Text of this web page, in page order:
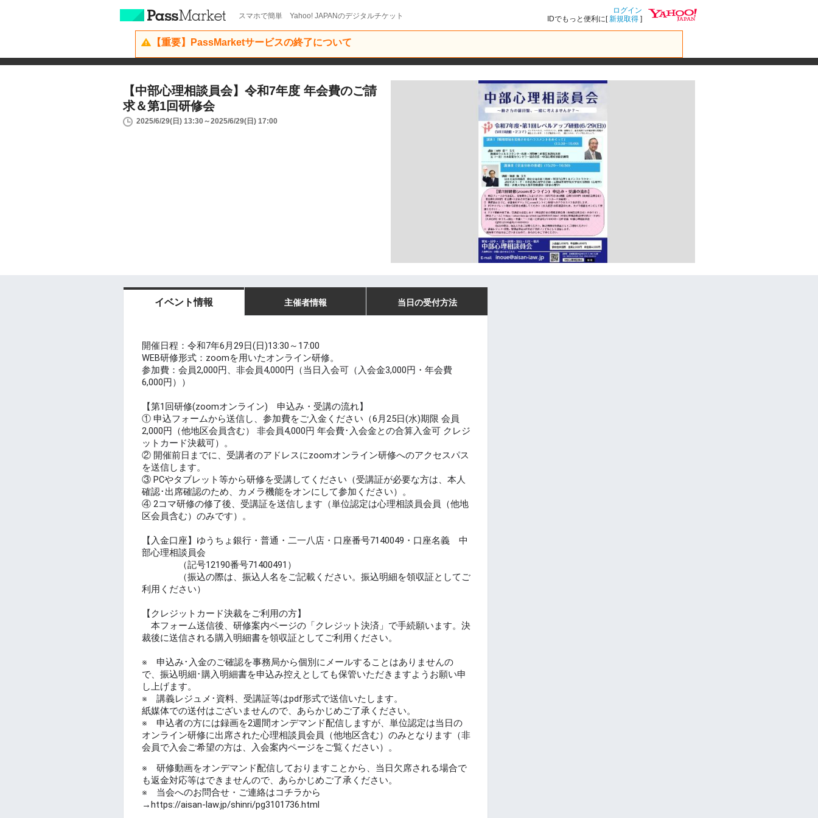
スマホで簡単 Yahoo! JAPANのデジタルチケット
ログイン
IDでもっと便利に[新規取得 ]
【重要】PassMarketサービスの終了について
【中部心理相談員会】令和7年度 年会費のご請
求＆第1回研修会
2025/6/29(日) 13:30～2025/6/29(日) 17:00
イベント情報 主催者情報 当日の受付方法
開催日程：令和7年6月29日(日)13:30～17:00
WEB研修形式：zoomを用いたオンライン研修。
参加費：会員2,000円、非会員4,000円（当日入会可（入会金3,000円・年会費
6,000円））
【第1回研修(zoomオンライン) 申込み・受講の流れ】
① 申込フォームから送信し、参加費をご入金ください（6月25日(水)期限 会員
2,000円（他地区会員含む） 非会員4,000円 年会費･入会金との合算入金可 クレジ
ットカード決裁可）。
② 開催前日までに、受講者のアドレスにzoomオンライン研修へのアクセスパス
を送信します。
③ PCやタブレット等から研修を受講してください（受講証が必要な方は、本人
確認･出席確認のため、カメラ機能をオンにして参加ください）。
④ 2コマ研修の修了後、受講証を送信します（単位認定は心理相談員会員（他地
区会員含む）のみです）。
【⼊⾦⼝座】ゆうちょ銀⾏・普通・⼆⼀⼋店・⼝座番号7140049・⼝座名義 中
部⼼理相談員会
（記号12190番号71400491）
（振込の際は、振込⼈名をご記載ください。振込明細を領収証としてご
利⽤ください）
【クレジットカード決裁をご利用の方】
本フォーム送信後、研修案内ページの「クレジット決済」で手続願います。決
裁後に送信される購入明細書を領収証としてご利用ください。
※ 申込み･入金のご確認を事務局から個別にメールすることはありませんの
で、振込明細･購入明細書を申込み控えとしても保管いただきますようお願い申
し上げます。
※ 講義レジュメ･資料、受講証等はpdf形式で送信いたします。
紙媒体での送付はございませんので、あらかじめご了承ください。
※ 申込者の方には録画を2週間オンデマンド配信しますが、単位認定は当日の
オンライン研修に出席された心理相談員会員（他地区含む）のみとなります（非
会員で入会ご希望の方は、入会案内ページをご覧ください）。
※ 研修動画をオンデマンド配信しておりますことから、当日欠席される場合で
も返金対応等はできませんので、あらかじめご了承ください。
※ 当会へのお問合せ・ご連絡はコチラから
→https://aisan-law.jp/shinri/pg3101736.html